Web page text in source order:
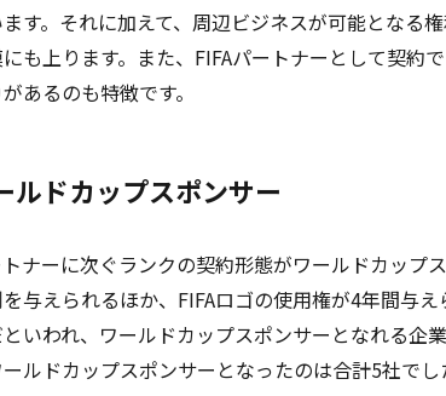
す。それに加えて、周辺ビジネスが可能となる
も上ります。また、FIFAパートナーとして契約
あるのも特徴です。
ルドカップスポンサー
トナーに次ぐランクの契約形態がワールドカップ
与えられるほか、FIFAロゴの使用権が4年間与
いわれ、ワールドカップスポンサーとなれる企
ルドカップスポンサーとなったのは合計5社でし